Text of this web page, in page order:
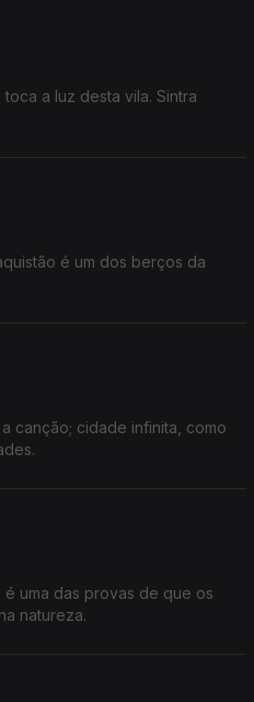
a luz desta vila. Sintra
é um dos berços da
canção; cidade infinita, como
uma das provas de que os
natureza.